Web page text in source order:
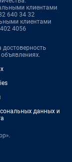
клиентами
640 34 32
клиентами
4056
достоверность
данных и